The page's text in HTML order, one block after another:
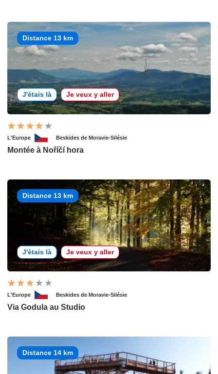
Distance 13 km
J'étais là Je veux y aller
L'Europe Beskides de Moravie-Silésie
Montée à Noříčí hora
Distance 13 km
J'étais là Je veux y aller
L'Europe Beskides de Moravie-Silésie
Via Godula au Studio
Distance 14 km